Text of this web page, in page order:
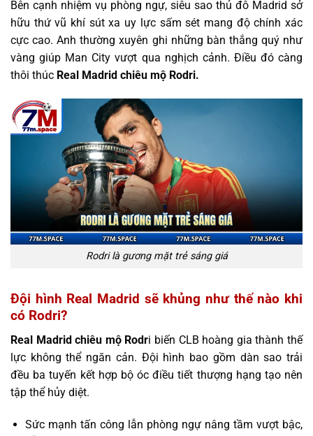
Bên cạnh nhiệm vụ phòng ngự, siêu sao thủ đô Madrid sở
hữu thứ vũ khí sút xa uy lực sấm sét mang độ chính xác
cực cao. Anh thường xuyên ghi những bàn thắng quý như
vàng giúp Man City vượt qua nghịch cảnh. Điều đó càng
thôi thúc Real Madrid chiêu mộ Rodri.
Rodri là gương mặt trẻ sáng giá
Đội hình Real Madrid sẽ khủng như thế nào khi
có Rodri?
Real Madrid chiêu mộ Rodri biến CLB hoàng gia thành thế
lực không thể ngăn cản. Đội hình bao gồm dàn sao trải
đều ba tuyến kết hợp bộ óc điều tiết thượng hạng tạo nên
tập thể hủy diệt.
Sức mạnh tấn công lẫn phòng ngự nâng tầm vượt bậc,